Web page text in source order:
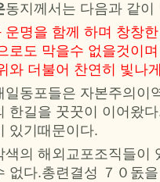
동지께서는 다음과 같이
운명을 함께 하며 창창
로도 막을수 없을것이
와 더불어 찬연히 빛나
일동포들은 자본주의이
한길을 꿋꿋이 이어왔
있기때문이다.
색의 해외교포조직들이
없다.총련결성 ７０돐